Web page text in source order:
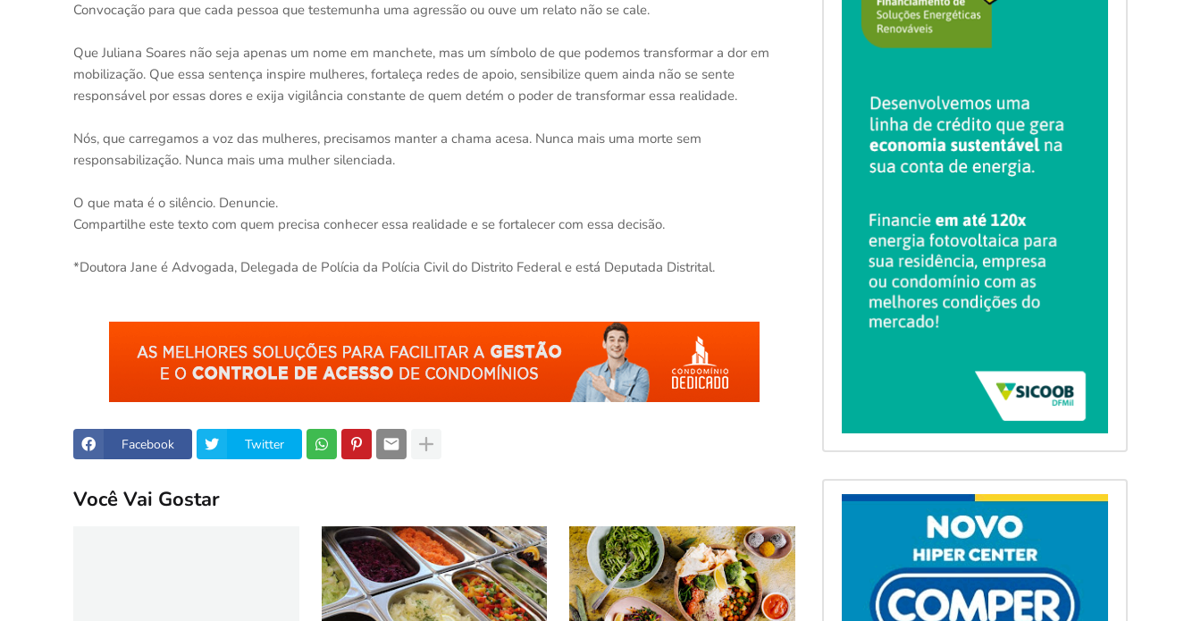
Convocação para que cada pessoa que testemunha uma agressão ou ouve um relato não se cale.
Que Juliana Soares não seja apenas um nome em manchete, mas um símbolo de que podemos transformar a dor em
mobilização. Que essa sentença inspire mulheres, fortaleça redes de apoio, sensibilize quem ainda não se sente
responsável por essas dores e exija vigilância constante de quem detém o poder de transformar essa realidade.
Nós, que carregamos a voz das mulheres, precisamos manter a chama acesa. Nunca mais uma morte sem
responsabilização. Nunca mais uma mulher silenciada.
O que mata é o silêncio. Denuncie.
Compartilhe este texto com quem precisa conhecer essa realidade e se fortalecer com essa decisão.
*Doutora Jane é Advogada, Delegada de Polícia da Polícia Civil do Distrito Federal e está Deputada Distrital.
Facebook Twitter
Você Vai Gostar